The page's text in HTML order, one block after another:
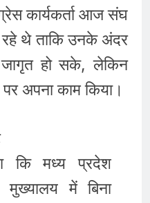
कार्यकर्ता आज संघ
थे ताकि उनके अंदर
जागृत हो सके, लेकिन
अपना काम किया।
कि मध्य प्रदेश
में बिना